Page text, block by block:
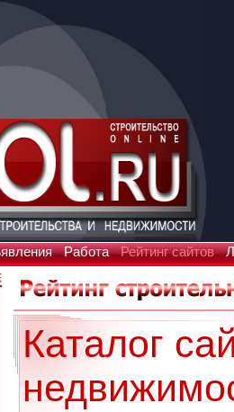
Работа Рейтинг сайтов
Каталог